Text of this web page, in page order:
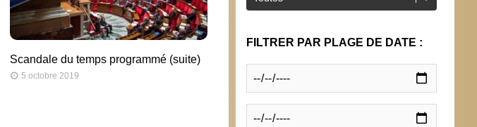
Scandale du temps programmé (suite)
5 octobre 2019
FILTRER PAR PLAGE DE DATE :